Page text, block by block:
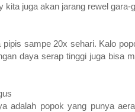
juga akan jarang rewel
sampe 20x sehari. Kalo
daya serap tinggi juga bisa
adalah popok yang punya